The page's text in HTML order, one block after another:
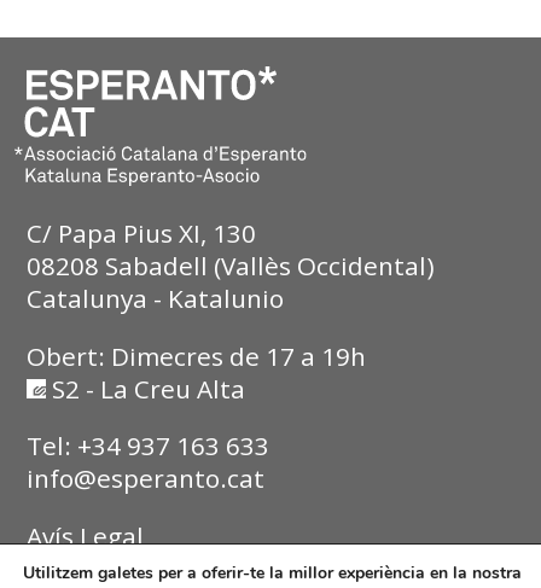
C/ Papa Pius XI, 130
08208 Sabadell (Vallès Occidental)
Catalunya - Katalunio
Obert: Dimecres de 17 a 19h
S2 - La Creu Alta
Tel: +34 937 163 633
info@esperanto.cat
Avís Legal
Utilitzem galetes per a oferir-te la millor experiència en la nostra